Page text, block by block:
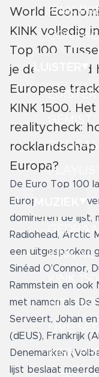
KINK
LUISTER
GEMIST
KINK XL
KINK
KINK
World
KINK volledig
Top 100.
je de honderd
Europese
KINK 1500.
realitycheck:
Europa?
De Euro Top 100
Europa muzikaal
domineren de lijst,
Radiohead, Arctic
een uitgesproken
Sinéad O’Connor,
Rammstein en
met namen als De
Serveert, Johan en
(dEUS), Frankrijk
Denemarken
lijst beslaat